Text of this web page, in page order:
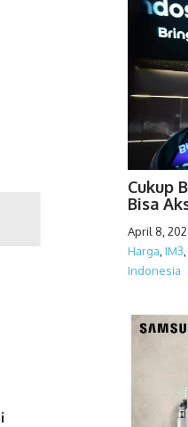
Cukup
Bisa
April 8,
Harga IM3
Indonesia